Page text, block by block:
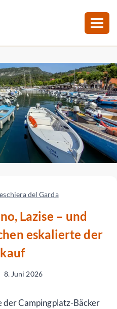
del Garda
Lazise – und
eskalierte der
8. Juni 2026
der Campingplatz-Bäcker